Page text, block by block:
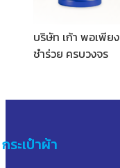
บริษัท เก้า พอเพีย
ชำร่วย ครบวงจร
กระเป๋าผ้า